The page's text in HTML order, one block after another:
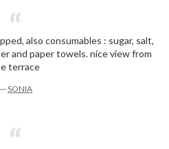
also consumables : sugar, salt,
and paper towels. nice view from
terrace
SONIA